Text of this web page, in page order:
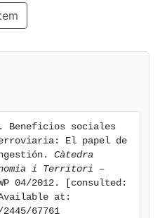
ser obviadas,
los accidentes.
Beneficios sociales
El papel de
Càtedra
i Territori –
04/2012. [consulted:
at:
67761